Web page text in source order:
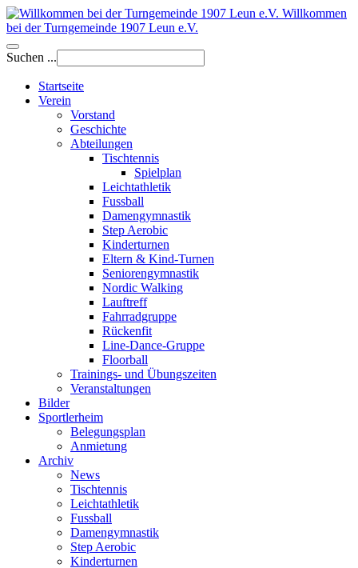
Willkommen
bei der Turngemeinde 1907 Leun e.V.
Suchen ...
Startseite
Verein
Vorstand
Geschichte
Abteilungen
Tischtennis
Spielplan
Leichtathletik
Fussball
Damengymnastik
Step Aerobic
Kinderturnen
Eltern & Kind-Turnen
Seniorengymnastik
Nordic Walking
Lauftreff
Fahrradgruppe
Rückenfit
Line-Dance-Gruppe
Floorball
Trainings- und Übungszeiten
Veranstaltungen
Bilder
Sportlerheim
Belegungsplan
Anmietung
Archiv
News
Tischtennis
Leichtathletik
Fussball
Damengymnastik
Step Aerobic
Kinderturnen